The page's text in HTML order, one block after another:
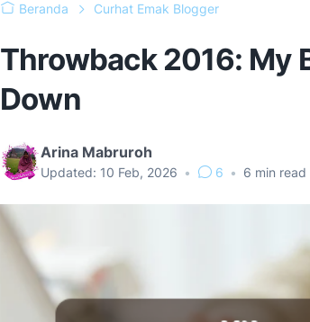
Beranda Curhat Emak Blogger
Throwback 2016: My
Down
Arina Mabruroh
Updated: 10 Feb, 2026 • 6 • 6 min read